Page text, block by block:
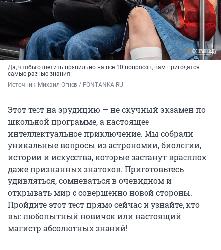
Да, чтобы ответить правильно на все 10 вопросов, вам пригодятся
самые разные знания
Источник: Михаил Огнев / FONTANKA.RU
Этот тест на эрудицию — не скучный экзамен по
школьной программе, а настоящее
интеллектуальное приключение. Мы собрали
уникальные вопросы из астрономии, биологии,
истории и искусства, которые застанут врасплох
даже признанных знатоков. Приготовьтесь
удивляться, сомневаться в очевидном и
открывать мир с совершенно новой стороны.
Пройдите этот тест прямо сейчас и узнайте, кто
вы: любопытный новичок или настоящий
магистр абсолютных знаний!